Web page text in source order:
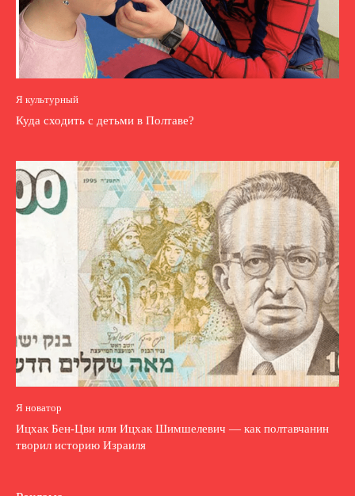
Я культурный
Куда сходить с детьми в Полтаве?
Я новатор
Ицхак Бен-Цви или Ицхак Шимшелевич — как полтавчанин
творил историю Израиля